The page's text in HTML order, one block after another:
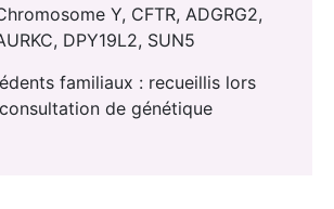
Y, CFTR, ADGRG2,
DPY19L2, SUN5
familiaux : recueillis lors
consultation de génétique